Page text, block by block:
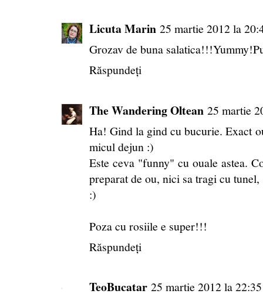
Licuta Marin 25 martie 2012 la
Grozav de buna
Răspundeți
The Wandering Oltean 25 martie
Ha! Gind la gind cu bucurie. Exact
micul dejun :)
Este ceva "funny" cu ouale astea.
preparat de ou, nici sa tragi cu
:)
Poza cu rosiile e super!!!
Răspundeți
TeoBucatar 25 martie 2012 la 22:35